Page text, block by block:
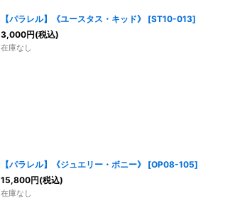
【パラレル】《ユースタス・キッド》 [ST10-013]
3,000円(税込)
在庫なし
【パラレル】《ジュエリー・ボニー》 [OP08-105]
15,800円(税込)
在庫なし